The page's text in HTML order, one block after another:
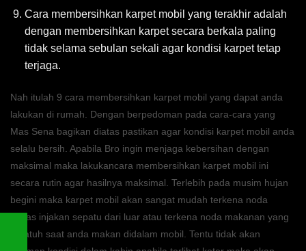
Cara membersihkan karpet mobil yang terakhir adalah
dengan membersihkan karpet secara berkala paling
tidak selama sebulan sekali agar kondisi karpet tetap
terjaga.
Nah itulah 9 cara membersihkan karpet mobil yang dapat anda
lakukan di rumah. Dengan berpedoman pada cara-cara yang
Mas Sena bagikan diatas pastikan agar kondisi karpet mobil anda
selalu bersih. Apabila Bro ingin menjaga kebersihan dengan
maksimal maka lakukancara membersihkan karpet mobil ini
secara rutin agar hasilnya maksimal. Terlebih pada musim hujan
begini maka karpet mobil akan sangat mudah terkena noda
bekas injakan sepatu dari luar atau terkena noda makanan yang
terjatuh saat anda makan didalam mobil. Tentu tidak akan